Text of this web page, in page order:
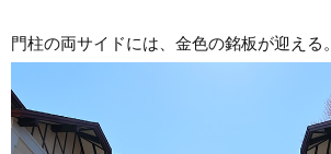
門柱の両サイドには、金色の銘板が迎える。